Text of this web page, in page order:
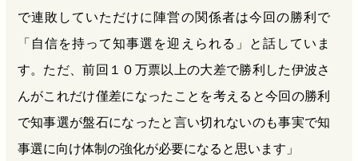
で連敗していただけに陣営の関係者は今回の勝利で
「自信を持って知事選を迎えられる」と話していま
す。ただ、前回１０万票以上の大差で勝利した伊波さ
んがこれだけ僅差になったことを考えると今回の勝利
で知事選が盤石になったと言い切れないのも事実で知
事選に向け体制の強化が必要になると思います」